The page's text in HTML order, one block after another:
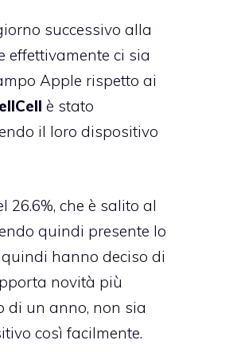
successivo alla
effettivamente ci sia
Apple rispetto ai
è stato
il loro dispositivo
26.6%, che è salito al
quindi presente lo
hanno deciso di
novità più
di un anno, non sia
così facilmente.